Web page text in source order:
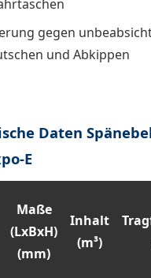
gegen
und Abkippen
Daten
E
Maße
(LxBxH)
(mm)
Inhalt
(m³)